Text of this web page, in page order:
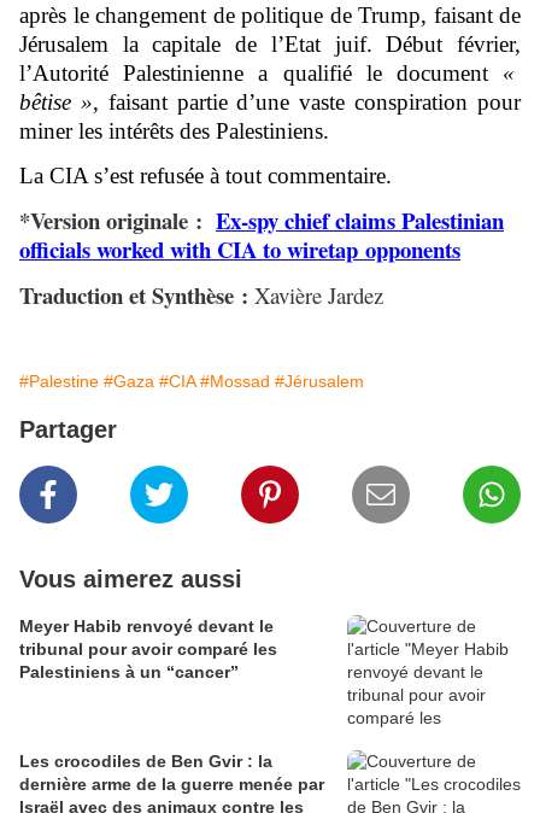
après le changement de politique de Trump, faisant de
Jérusalem la capitale de l’Etat juif. Début février,
l’Autorité Palestinienne a qualifié le document «
bêtise », faisant partie d’une vaste conspiration pour
miner les intérêts des Palestiniens.
La CIA s’est refusée à tout commentaire.
*Version originale : Ex-spy chief claims Palestinian
officials worked with CIA to wiretap opponents
Traduction et Synthèse : Xavière Jardez
#Palestine #Gaza #CIA #Mossad #Jérusalem
Partager
Vous aimerez aussi
Meyer Habib renvoyé devant le
tribunal pour avoir comparé les
Palestiniens à un “cancer”
Les crocodiles de Ben Gvir : la
dernière arme de la guerre menée par
Israël avec des animaux contre les